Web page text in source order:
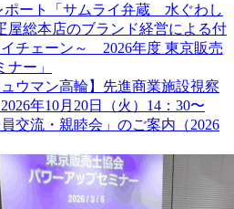
ポート「サムライ弁蔵 水ぐわし
屋総本店のブランド経営による付
チェーン～ 2026年度 東京販売
ー」
ュウマン高輪】先進商業施設視察
年10月20日（火）14：30〜
員交流・親睦会」のご案内（2026